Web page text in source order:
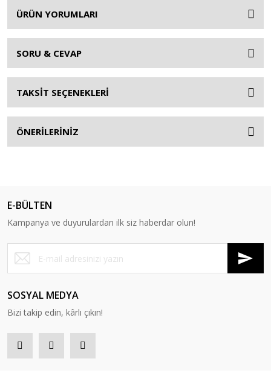
ÜRÜN YORUMLARI
SORU & CEVAP
TAKSİT SEÇENEKLERİ
ÖNERİLERİNİZ
E-BÜLTEN
Kampanya ve duyurulardan ilk siz haberdar olun!
SOSYAL MEDYA
Bizi takip edin, kârlı çıkın!